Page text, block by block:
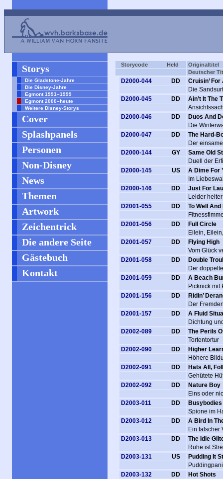
Storys
Die Gladstone-Jahre
Die Disney-Jahre
Egmont 1991–1999
Egmont 2000–heute
Weitere Disney-Storys
Cover
Splashpanels
Personen
Non-Disney
News
Themen
Artwork
Zeichentrick
Die andere Seite
Gästebuch
Kontakt
Storycode Held
Originaltitel
Deutscher
D2000-044 DD
Cruisin’ For
Die
D2000-045
DD
Ain’t It The
D2000-046
DD
Duos And
Die
D2000-047
DD
The Hard-
Der
D2000-144
GY
Same Old
Duell der
D2000-145
US
A Dime For
Im
D2000-146
DD
Just For
Leider heiter
D2001-055
DD
To Well
D2001-056
DD
Full Circle
Eilein,
D2001-057
DD
Flying High
Vom Glück
D2001-058
DD
Double
Der
D2001-059
DD
A Beach
Picknick mit
D2001-156
DD
Ridin’
Der
D2001-157
DD
A Fluid
Dichtung
D2002-089
DD
The Perils
Tortentortur
D2002-090
DD
Higher
Höhere
D2002-091
DD
Hats All,
Gehütete
D2002-092
DD
Nature Boy
Eins oder
D2003-011
DD
Busybodies
Spione im
D2003-012
DD
A Bird In
Ein falscher
D2003-013
DD
The Idle
Ruhe ist
D2003-131
US
Pudding It
D2003-132
DD
Hot Shots